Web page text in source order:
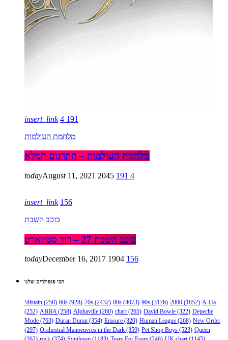
insert_link 4 191
מלחמת העולמות
מלחמת העולמות – התרגום המלא
todayAugust 11, 2021 2045 191 4
insert_link 156
כוכב השבת
כוכב השבת 27 – רוד סטיוארט
todayDecember 16, 2017 1904 156
הכי פופולרים שלנו
!distain (258) 60s (928) 70s (2432) 80s (4073) 90s (3176) 2000 (1852) A-Ha
(252) ABBA(258) Alphaville (260) chart(265) David Bowie (322) Depeche
Mode (763) Duran Duran (354) Erasure (320) Human League (268) New Order
(297) Orchestral Manoeuvres in the Dark (359) Pet Shop Boys (523) Queen